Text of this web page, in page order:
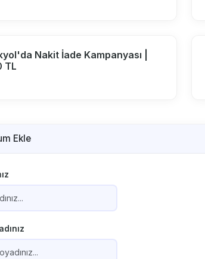
Nakit İade Kampanyası |
TL
Ekle